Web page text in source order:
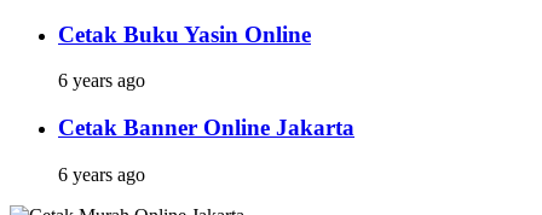
Cetak Buku Yasin Online
6 years ago
Cetak Banner Online Jakarta
6 years ago